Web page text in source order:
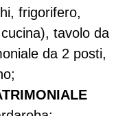
frigorifero,
tavolo da
da 2 posti,